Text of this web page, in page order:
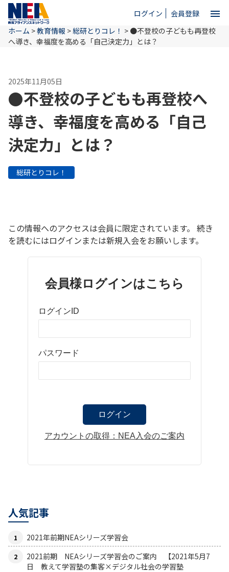
ログイン 会員登録 menu
ホーム
NEAとは
教育情報
お問い合わせ
ホーム >教育情報 >総研とりコレ！ > ●不登校の子どもも再登校
へ導き、幸福度を高める「自己決定力」とは？
2025年11月05日
●不登校の子どもも再登校へ
導き、幸福度を高める「自己
決定力」とは？
総研とりコレ！
この情報へのアクセスは会員に限定されています。 続き
を読むにはログインまたは新規入会をお願いします。
会員様ログインはこちら
ログインID
パスワード
アカウントの取得：NEA入会のご案内
人気記事
2021年前期NEAシリーズ学習会
2021前期 NEAシリーズ学習会のご案内 【2021年5月7
日 教えて学習塾の集客×デジタル社会の学習塾